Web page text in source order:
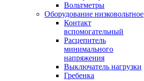
Вольтметры
Оборудование низковольтное
Контакт
вспомогательный
Расцепитель
минимального
напряжения
Выключатель нагрузки
Гребенка